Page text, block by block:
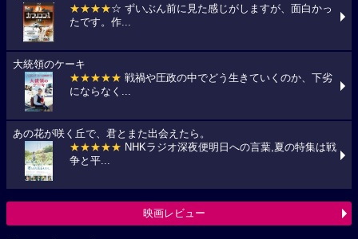
★★★★☆ ずいぶん前に見た感じがしますが、面白かっ
たです。作...
大統領のケーキ
★★★★★ 戦禍や圧政の中でどう生きていくのか、下劣
にならなく...
あの花が咲く丘で、君とまた出会えたら。
★★★★★ NHKラジオ深夜便明日への言葉,夏の特集は戦
争と平...
映画レビュー